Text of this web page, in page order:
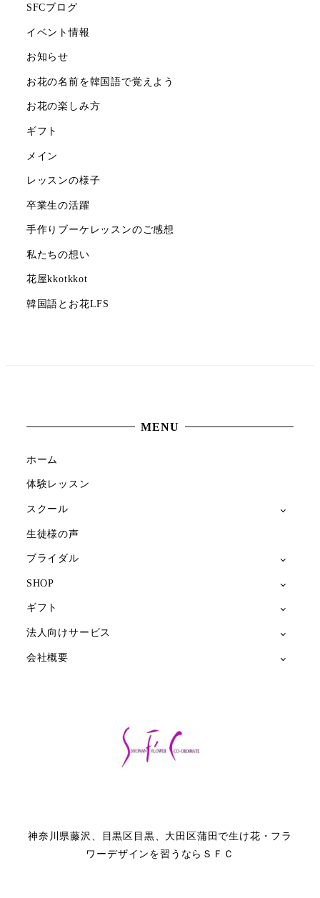
SFCブログ
イベント情報
お知らせ
お花の名前を韓国語で覚えよう
お花の楽しみ方
ギフト
メイン
レッスンの様子
卒業生の活躍
手作りブーケレッスンのご感想
私たちの想い
花屋kkotkkot
韓国語とお花LFS
MENU
ホーム
体験レッスン
スクール
生徒様の声
ブライダル
SHOP
ギフト
法人向けサービス
会社概要
神奈川県藤沢、目黒区目黒、大田区蒲田で生け花・フラ
ワーデザインを習うならＳＦＣ